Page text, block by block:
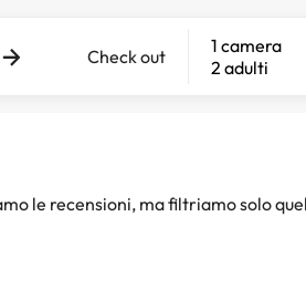
Check out
1 camera
2 adulti
le recensioni, ma filtriamo solo